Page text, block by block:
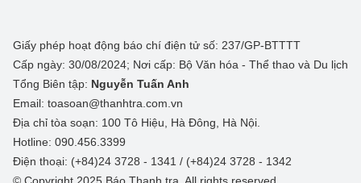
Giấy phép hoạt động báo chí điện tử số: 237/GP-BTTTT
Cấp ngày: 30/08/2024; Nơi cấp: Bộ Văn hóa - Thể thao và Du lịch
Tổng Biên tập: Nguyễn Tuấn Anh
Email: toasoan@thanhtra.com.vn
Địa chỉ tòa soạn: 100 Tô Hiệu, Hà Đông, Hà Nội.
Hotline: 090.456.3399
Điện thoại: (+84)24 3728 - 1341 / (+84)24 3728 - 1342
© Copyright 2025 Báo Thanh tra, All rights reserved